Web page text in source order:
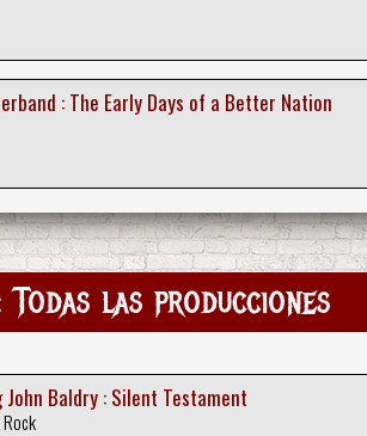
: The Early Days of a Better Nation
Todas las producciones
John Baldry : Silent Testament